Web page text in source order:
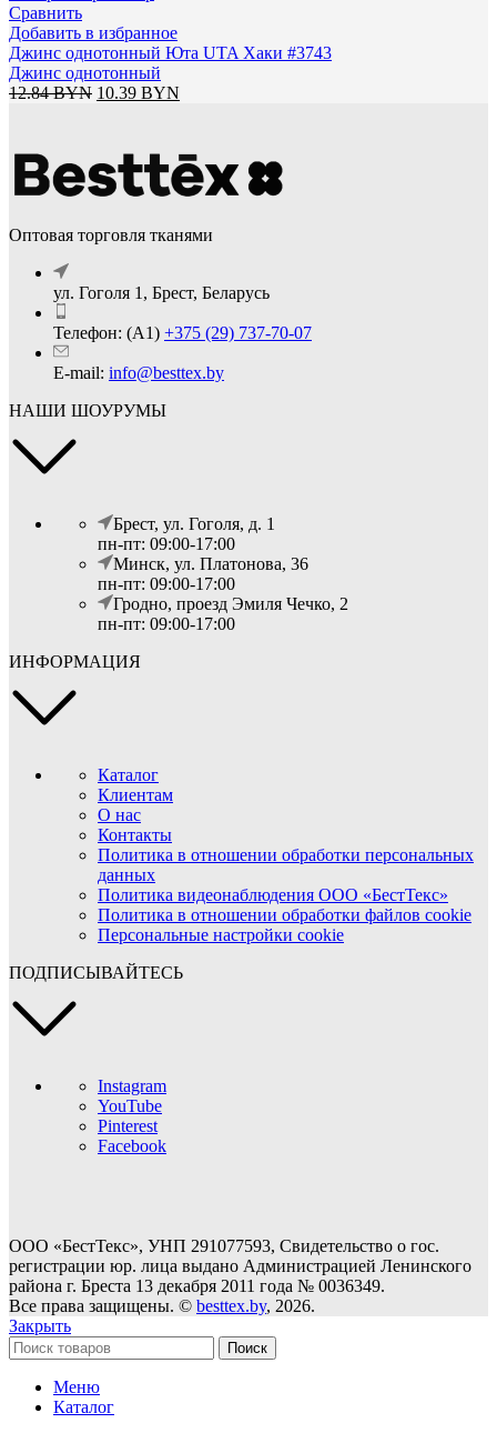
Сравнить
Добавить в избранное
Джинс однотонный Юта UTA Хаки #3743
Джинс однотонный
12.84BYN Первоначальная
12.84 BYN.
10.39 BYN
Оптовая торговля тканями
ул. Гоголя 1, Брест, Беларусь
Телефон: (А1) +375 (29) 737-70-07
E-mail: info@besttex.by
НАШИ ШОУРУМЫ
Брест, ул. Гоголя, д. 1
пн-пт: 09:00-17:00
Минск, ул. Платонова, 36
пн-пт: 09:00-17:00
Гродно, проезд Эмиля Чечко, 2
пн-пт: 09:00-17:00
ИНФОРМАЦИЯ
Каталог
Клиентам
О нас
Контакты
Политика в отношении обработки персональных
данных
Политика видеонаблюдения ООО «БестТекс»
Политика в отношении обработки файлов cookie
Персональные настройки cookie
ПОДПИСЫВАЙТЕСЬ
Instagram
YouTube
Pinterest
Facebook
ООО «БестТекс», УНП 291077593, Свидетельство о гос.
регистрации юр. лица выдано Администрацией Ленинского
района г. Бреста 13 декабря 2011 года № 0036349.
Все права защищены. © besttex.by, 2026.
Закрыть
Поиск
Меню
Каталог